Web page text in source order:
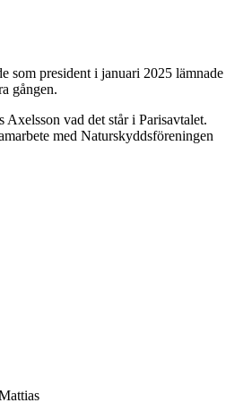
som president i januari 2025 lämnade
gången.
vad det står i Parisavtalet.
med Naturskyddsföreningen